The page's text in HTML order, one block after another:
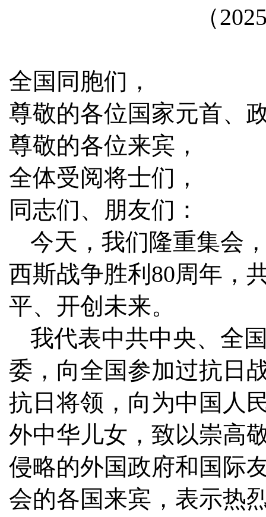
（
全国同胞们，
尊敬的各位国家元首、
尊敬的各位来宾，
全体受阅将士们，
同志们、朋友们：
今天，我们隆重集会
西斯战争胜利80周年，
平、开创未来。
我代表中共中央、全
委，向全国参加过抗日
抗日将领，向为中国人
外中华儿女，致以崇高
侵略的外国政府和国际
会的各国来宾，表示热